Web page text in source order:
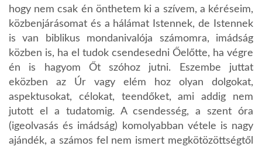
hogy nem csak én önthetem ki a szívem, a kéréseim,
közbenjárásomat és a hálámat Istennek, de Istennek
is van biblikus mondanivalója számomra, imádság
közben is, ha el tudok csendesedni Őelőtte, ha végre
én is hagyom Őt szóhoz jutni. Eszembe juttat
eközben az Úr vagy elém hoz olyan dolgokat,
aspektusokat, célokat, teendőket, ami addig nem
jutott el a tudatomig. A csendesség, a szent óra
(igeolvasás és imádság) komolyabban vétele is nagy
ajándék, a számos fel nem ismert megkötözöttségtől